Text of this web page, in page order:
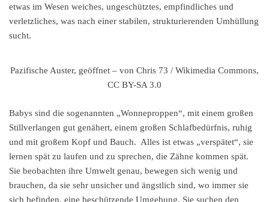
etwas im Wesen weiches, ungeschütztes, empfindliches und
verletzliches, was nach einer stabilen, strukturierenden Umhüllung
sucht.
Pazifische Auster, geöffnet – von Chris 73 / Wikimedia Commons,
CC BY-SA 3.0
Babys sind die sogenannten „Wonneproppen“, mit einem großen
Stillverlangen gut genähert, einem großen Schlafbedürfnis, ruhig
und mit großem Kopf und Bauch. Alles ist etwas „verspätet“, sie
lernen spät zu laufen und zu sprechen, die Zähne kommen spät.
Sie beobachten ihre Umwelt genau, bewegen sich wenig und
brauchen, da sie sehr unsicher und ängstlich sind, wo immer sie
sich befinden, eine beschützende Umgebung. Sie suchen den